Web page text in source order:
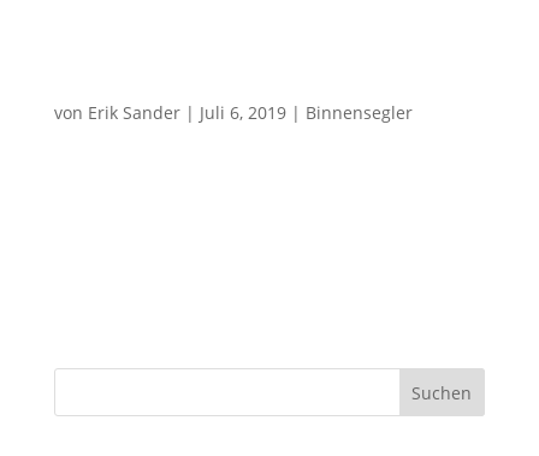
von Erik Sander| Juli 6, 2019| Binnensegler